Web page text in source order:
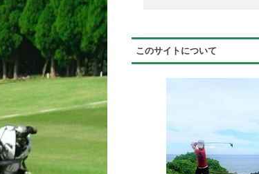
このサイトについて